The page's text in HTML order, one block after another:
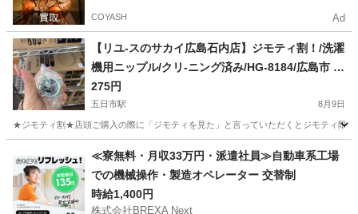
COYASH Ad
【リユ-スのサカイ広島石内店】ジモティ割！/洗濯
機用ニップル/クリ-ニング済み/HG-8184/広島市 洗
濯機 佐伯区 洗濯機 南区 洗濯機 西区 洗濯
機 東区 洗濯機 中区 洗濯機 安佐南区 洗濯
機 安佐北区 洗濯機 安芸区 洗濯機 府中町 洗
濯機 海田町 洗濯機 熊野町 洗濯機 坂町 洗濯
機 廿日市市 洗濯機
275円
五日市駅 8月9日
★ジモティ割★店頭ご購入の際に「ジモティを見た」と言っていただくとジモティ限
五日市駅 生活家電 サカイ
≪寮無料・月収33万円・派遣社員≫自動車系工場
での機械操作・製造オペレーター 交替制
時給1,400円
株式会社BREXA Next